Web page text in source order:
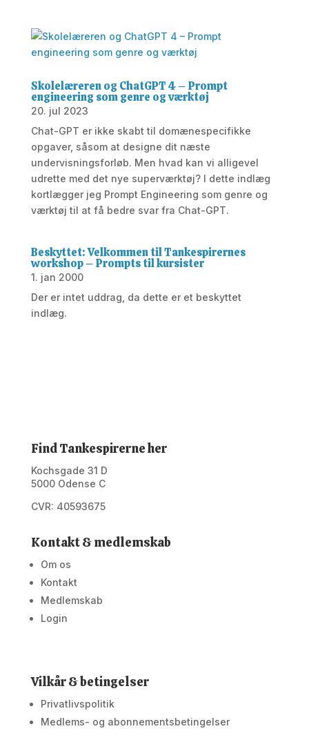
Skolelæreren og ChatGPT 4 – Prompt
engineering som genre og værktøj
20. jul 2023
Chat-GPT er ikke skabt til domænespecifikke
opgaver, såsom at designe dit næste
undervisningsforløb. Men hvad kan vi alligevel
udrette med det nye superværktøj? I dette indlæg
kortlægger jeg Prompt Engineering som genre og
værktøj til at få bedre svar fra Chat-GPT.
Beskyttet: Velkommen til Tankespirernes
workshop – Prompts til kursister
1. jan 2000
Der er intet uddrag, da dette er et beskyttet
indlæg.
Find Tankespirerne her
Kochsgade 31 D
5000 Odense C
CVR: 40593675
Kontakt & medlemskab
Om os
Kontakt
Medlemskab
Login
Vilkår & betingelser
Privatlivspolitik
Medlems- og abonnementsbetingelser